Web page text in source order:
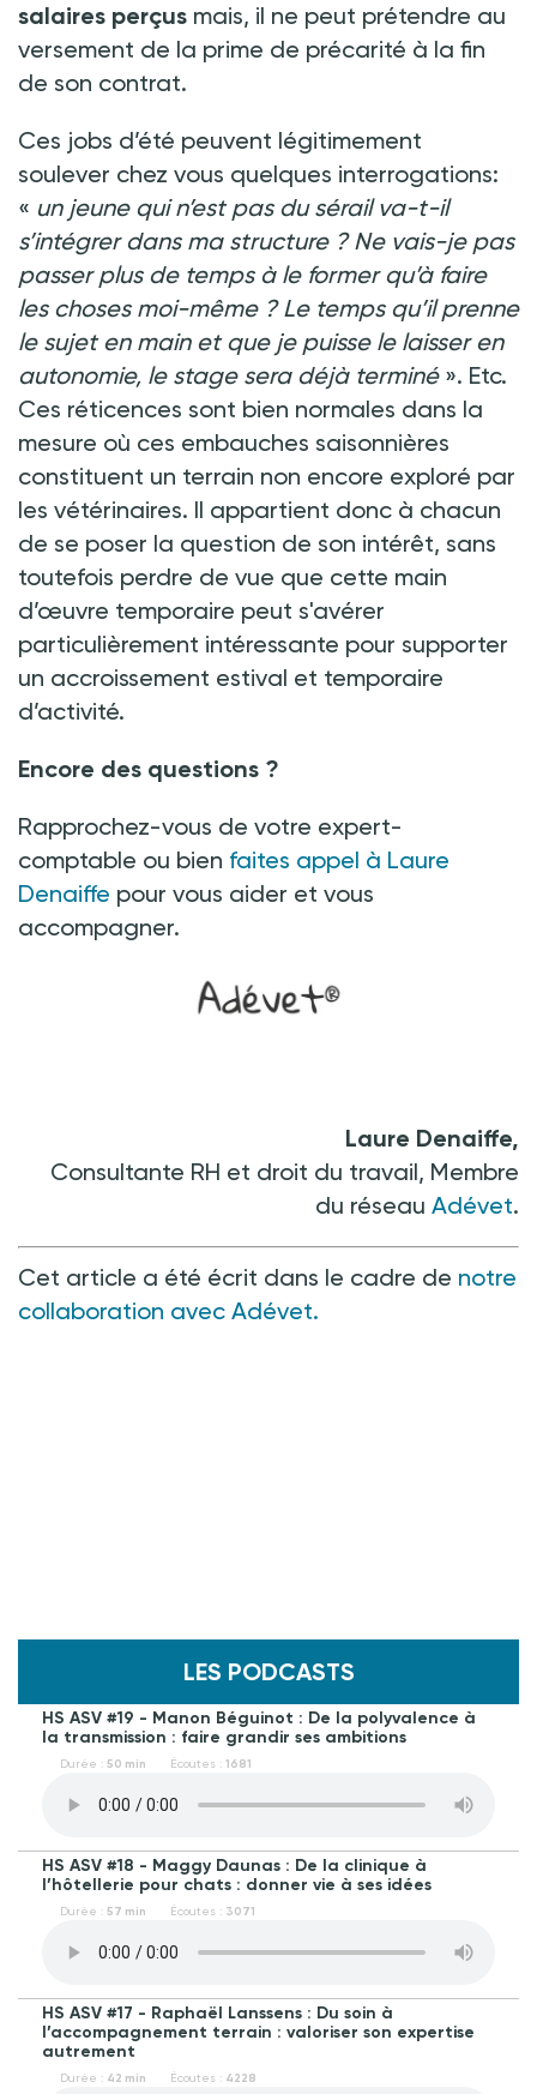
salaires perçus mais, il ne peut prétendre au
versement de la prime de précarité à la fin
de son contrat.
Ces jobs d’été peuvent légitimement
soulever chez vous quelques interrogations:
« un jeune qui n’est pas du sérail va-t-il
s’intégrer dans ma structure ? Ne vais-je pas
passer plus de temps à le former qu’à faire
les choses moi-même ? Le temps qu’il prenne
le sujet en main et que je puisse le laisser en
autonomie, le stage sera déjà terminé». Etc.
Ces réticences sont bien normales dans la
mesure où ces embauches saisonnières
constituent un terrain non encore exploré par
les vétérinaires. Il appartient donc à chacun
de se poser la question de son intérêt, sans
toutefois perdre de vue que cette main
d’œuvre temporaire peut s'avérer
particulièrement intéressante pour supporter
un accroissement estival et temporaire
d’activité.
Encore des questions ?
Rapprochez-vous de votre expert-
comptable ou bien faites appel à Laure
Denaiffe pour vous aider et vous
accompagner.
Laure Denaiffe,
Consultante RH et droit du travail, Membre
du réseau Adévet.
Cet article a été écrit dans le cadre de notre
collaboration avec Adévet.
LES PODCASTS
HS ASV #19 - Manon Béguinot : De la polyvalence à
la transmission : faire grandir ses ambitions
Durée : 50 min Écoutes : 1681
HS ASV #18 - Maggy Daunas : De la clinique à
l’hôtellerie pour chats : donner vie à ses idées
Durée : 57 min Écoutes : 3071
HS ASV #17 - Raphaël Lanssens : Du soin à
l’accompagnement terrain : valoriser son expertise
autrement
Durée : 42 min Écoutes : 4228